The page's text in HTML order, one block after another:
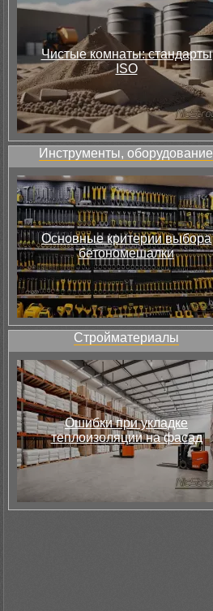
Чистые комнаты: стандарты
ISO
Инструменты, оборудование
Основные критерии выбора
бетономешалки
Стройматериалы
Ошибки при укладке
теплоизоляции на фасад